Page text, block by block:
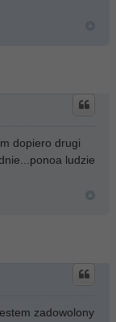
dopiero drugi
ludzie
zadowolony